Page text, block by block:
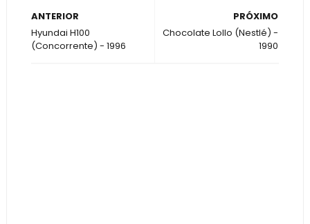
PRÓXIMO
Chocolate Lollo (Nestlé) -
1990
ANTERIOR
Hyundai H100
(Concorrente) - 1996